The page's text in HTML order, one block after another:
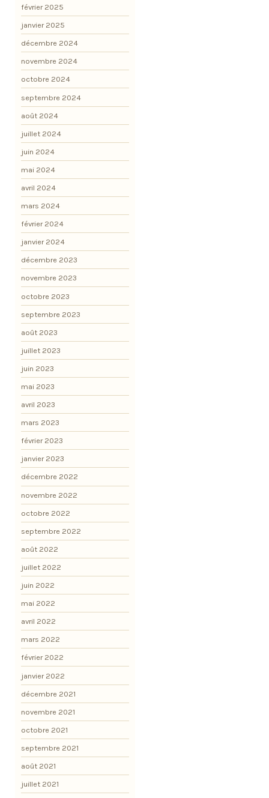
février 2025
janvier 2025
décembre 2024
novembre 2024
octobre 2024
septembre 2024
août 2024
juillet 2024
juin 2024
mai 2024
avril 2024
mars 2024
février 2024
janvier 2024
décembre 2023
novembre 2023
octobre 2023
septembre 2023
août 2023
juillet 2023
juin 2023
mai 2023
avril 2023
mars 2023
février 2023
janvier 2023
décembre 2022
novembre 2022
octobre 2022
septembre 2022
août 2022
juillet 2022
juin 2022
mai 2022
avril 2022
mars 2022
février 2022
janvier 2022
décembre 2021
novembre 2021
octobre 2021
septembre 2021
août 2021
juillet 2021